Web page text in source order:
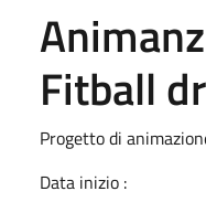
Fitball
Progetto di
Data inizio :